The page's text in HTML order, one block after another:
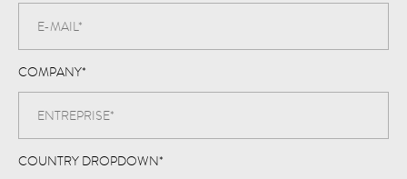
COMPANY*
COUNTRY DROPDOWN*